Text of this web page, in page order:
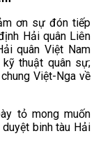
ơn sự đón tiếp
Hải quân Liên
quân Việt Nam
thuật quân sự;
Việt-Nga về
tỏ mong muốn
binh tàu Hải